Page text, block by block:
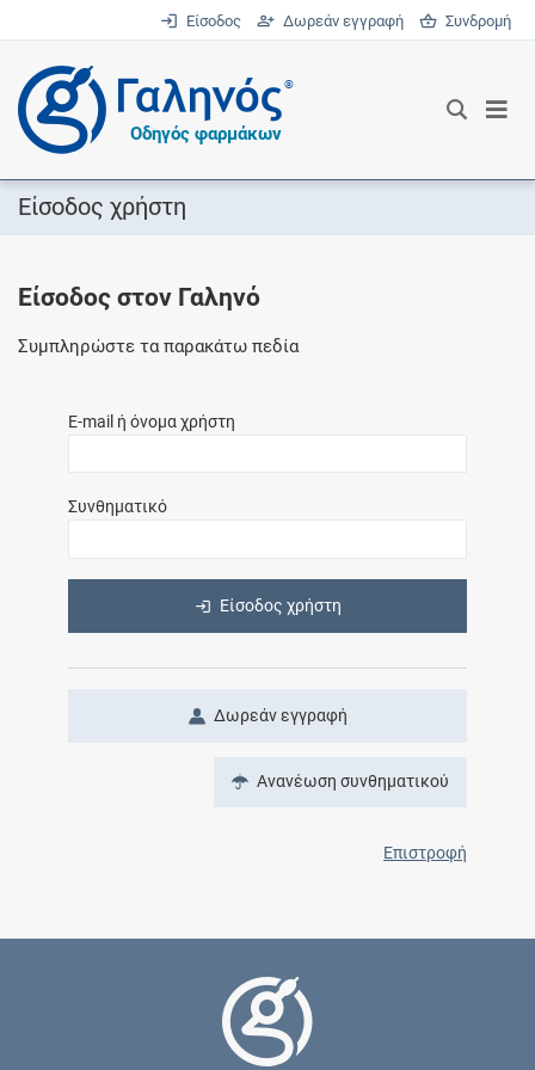
Είσοδος Δωρεάν εγγραφή Συνδρομή
®
Οδηγός φαρμάκων
Είσοδος χρήστη
Είσοδος στον Γαληνό
Συμπληρώστε τα παρακάτω πεδία
E-mail ή όνομα χρήστη
Συνθηματικό
Είσοδος χρήστη
Δωρεάν εγγραφή
Ανανέωση συνθηματικού
Επιστροφή